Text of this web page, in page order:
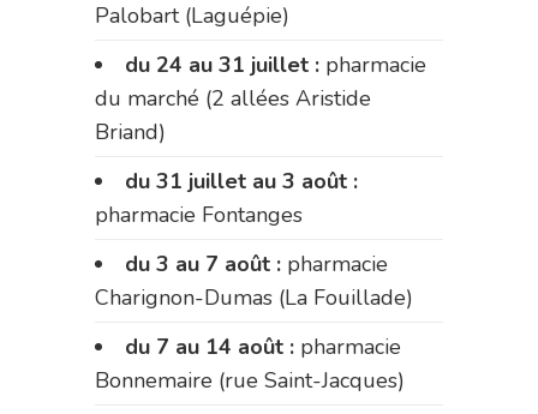
Palobart (Laguépie)
du 24 au 31 juillet : pharmacie
du marché (2 allées Aristide
Briand)
du 31 juillet au 3 août :
pharmacie Fontanges
du 3 au 7 août : pharmacie
Charignon-Dumas (La Fouillade)
du 7 au 14 août : pharmacie
Bonnemaire (rue Saint-Jacques)